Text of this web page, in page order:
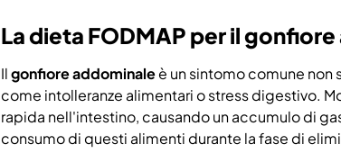
La dieta FODMAP per il
Ilgonfiore addominaleè un sintomo comune non
come intolleranze alimentari o stress digestivo.
rapida nell'intestino, causando un accumulo di
consumo di questi alimenti durante la fase di